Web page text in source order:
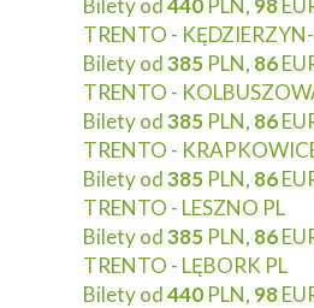
Bilety od440 PLN, 98
TRENTO -
Bilety od385 PLN, 86
TRENTO -
Bilety od385 PLN, 86
TRENTO -
Bilety od385 PLN, 86
TRENTO - LESZNO PL
Bilety od385 PLN, 86
TRENTO - LĘBORK PL
Bilety od440 PLN, 98